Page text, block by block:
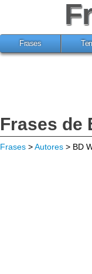
Frases
Frases de
Frases >Autores > BD